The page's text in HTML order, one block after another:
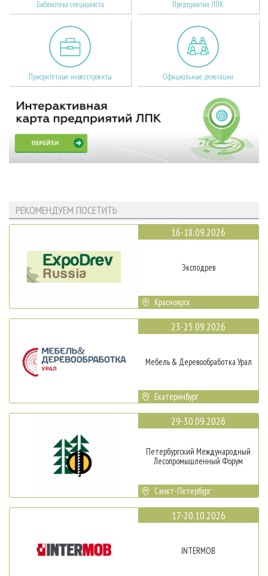
Библиотека специалиста Предприятия ЛПК
Приоритетные инвестпроекты Официальные делегации
РЕКОМЕНДУЕМ ПОСЕТИТЬ
16-18.09.2026
Эксподрев
Красноярск
23-25.09.2026
Мебель & Деревообработка Урал
Екатеринбург
29-30.09.2026
Петербургский Международный
Лесопромышленный Форум
Санкт-Петербург
17-20.10.2026
INTERMOB